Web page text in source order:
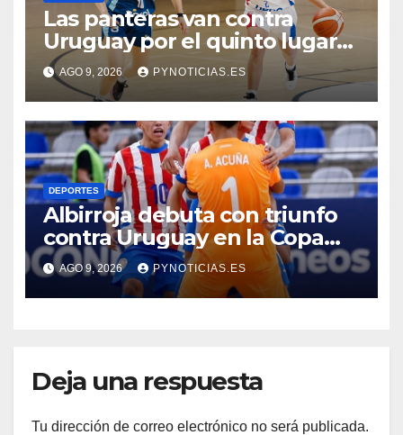
Las panteras van contra
Uruguay por el quinto lugar
del Sudamericano de
basquet
AGO 9, 2026 PYNOTICIAS.ES
DEPORTES
Albirroja debuta con triunfo
contra Uruguay en la Copa
América Sub 17 de futsal
AGO 9, 2026 PYNOTICIAS.ES
Deja una respuesta
Tu dirección de correo electrónico no será publicada.